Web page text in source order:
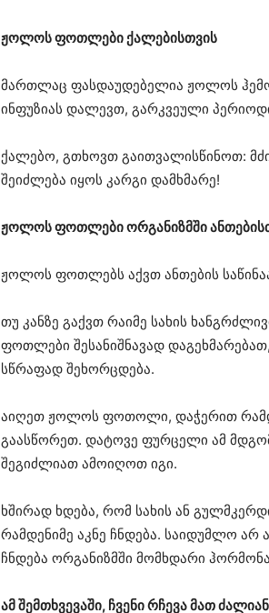
ჟოლოს ფოთლები ქალებისთვის
მართლაც ფასდაუდებელია ჟოლოს
ინფუზიას დალევთ, გარკვეული
ქალებო, გთხოვთ გაითვალისწინოთ:
შეიძლება იყოს კარგი დამხმარე!
ჟოლოს ფოთლები ორგანიზმში
ჟოლოს ფოთლებს აქვთ ანთების
თუ კანზე გაქვთ რაიმე სახის
ფოთლები შესანიშნავად
სწრაფად შეხორცდება.
აიღეთ ჟოლოს ფოთოლი, დაჭერით
გაასწორეთ. დატოვე ფურცელი ამ
შეგიძლიათ ამოიღოთ იგი.
ხშირად ხდება, რომ სახის ან
რამდენიმე აკნე ჩნდება. საიდუმლო
ჩნდება ორგანიზმში მომხდარი
ამ შემთხვევაში, ჩვენი რჩევა მათ